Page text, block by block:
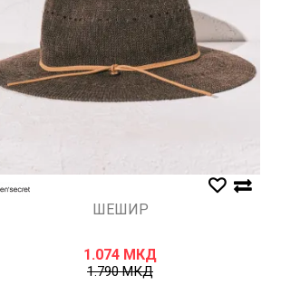
ШЕШИР
1.074 МКД
1.790МКД